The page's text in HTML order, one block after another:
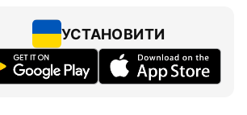
УСТАНОВИТИ